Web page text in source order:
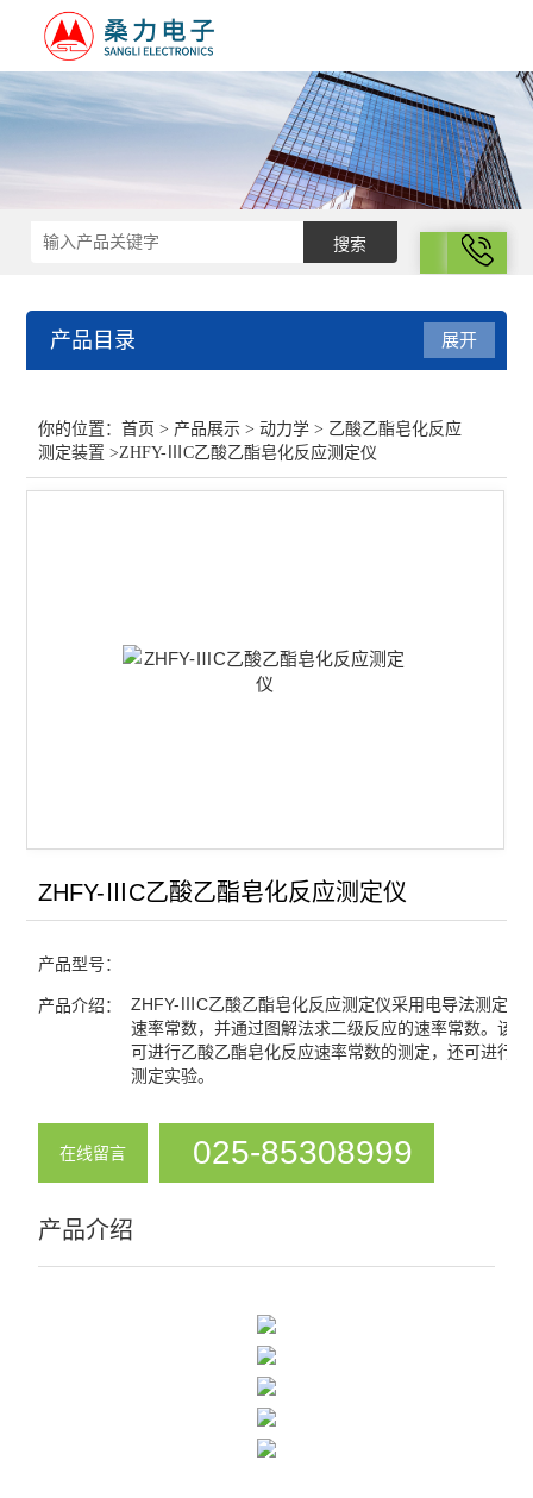
拨号
产品目录
甲醇/乙醇催化分解反应实验装置
丙酮碘化反应的速率方程
展开
你的位置：首页 > 产品展示 >动力学 > 乙酸乙酯皂化反应
测定装置 >ZHFY-ⅢC乙酸乙酯皂化反应测定仪
ZHFY-ⅢC乙酸乙酯皂化反应测定仪
产品型号：
产品介绍：
ZHFY-ⅢC乙酸乙酯皂化反应测定仪采用电导法测定化
速率常数，并通过图解法求二级反应的速率常数。该
可进行乙酸乙酯皂化反应速率常数的测定，还可进行
测定实验。
在线留言 025-85308999
产品介绍